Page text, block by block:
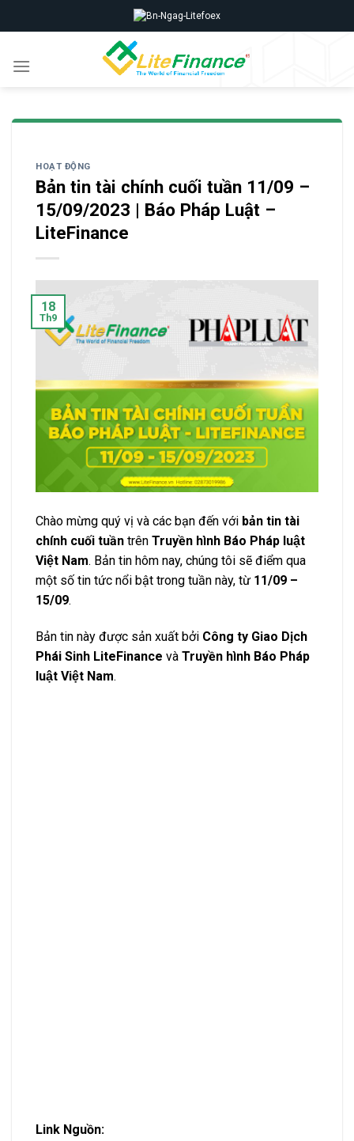
to
HOẠT ĐỘNG
Bản tin tài chính cuối tuần 11/09 –
15/09/2023 | Báo Pháp Luật –
LiteFinance
18
Th9
Chào mừng quý vị và các bạn đến với bản tin tài
chính cuối tuần trên Truyền hình Báo Pháp luật
Việt Nam. Bản tin hôm nay, chúng tôi sẽ điểm qua
một số tin tức nổi bật trong tuần này, từ 11/09 –
15/09.
Bản tin này được sản xuất bởi Công ty Giao Dịch
Phái Sinh LiteFinance và Truyền hình Báo Pháp
luật Việt Nam.
Link Nguồn: